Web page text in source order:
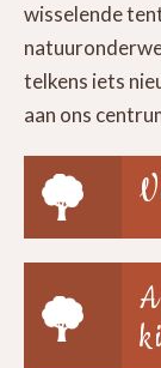
wisselende
telkens iets
aan ons